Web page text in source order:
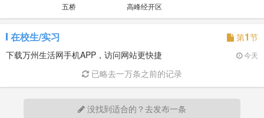
五桥
高峰经开区
在校生/实习 第1节
下载万州生活网手机APP，访问网站更快捷
今天
已略去一万条之前的记录
没找到适合的？去发布一条